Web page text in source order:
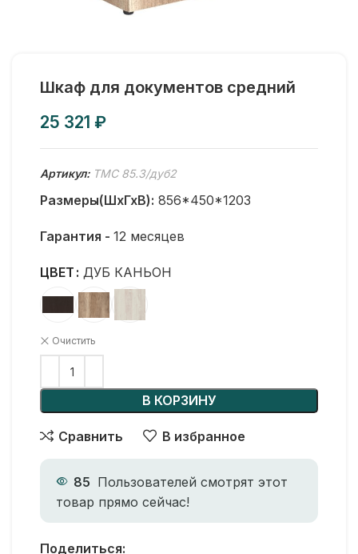
Шкаф для документов средний
₽
Артикул: TMC 85.3/дуб2
Размеры(ШхГхВ): 856*450*1203
Гарантия - 12 месяцев
ЦВЕТ ДУБ КАНЬОН
Очистить
В КОРЗИНУ
Сравнить В избранное
85 Пользователей смотрят этот
товар прямо сейчас!
Поделиться: